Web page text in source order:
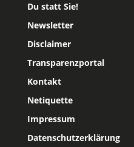
Du statt Sie!
Newsletter
Disclaimer
Transparenzportal
Kontakt
Netiquette
Impressum
Datenschutzerklärung